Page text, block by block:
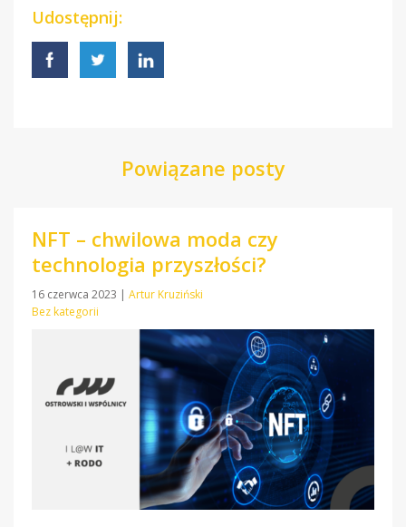
Udostępnij:
Powiązane posty
NFT – chwilowa moda czy
technologia przyszłości?
16 czerwca 2023 | Artur Kruziński
Bez kategorii